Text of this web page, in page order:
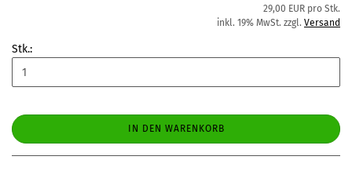
29,00 EUR pro Stk.
inkl. 19% MwSt. zzgl. Versand
Stk.:
IN DEN WARENKORB